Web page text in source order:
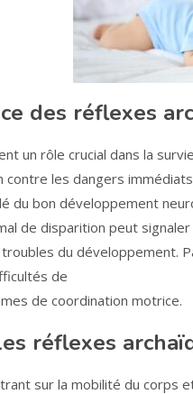
des réflexes
un rôle crucial dans la
contre les dangers
du bon développement
de disparition peut
du développement.
de
de coordination motrice.
réflexes
sur la mobilité du corps